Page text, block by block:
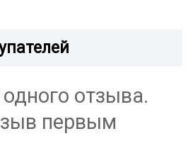
отзыва.
первым